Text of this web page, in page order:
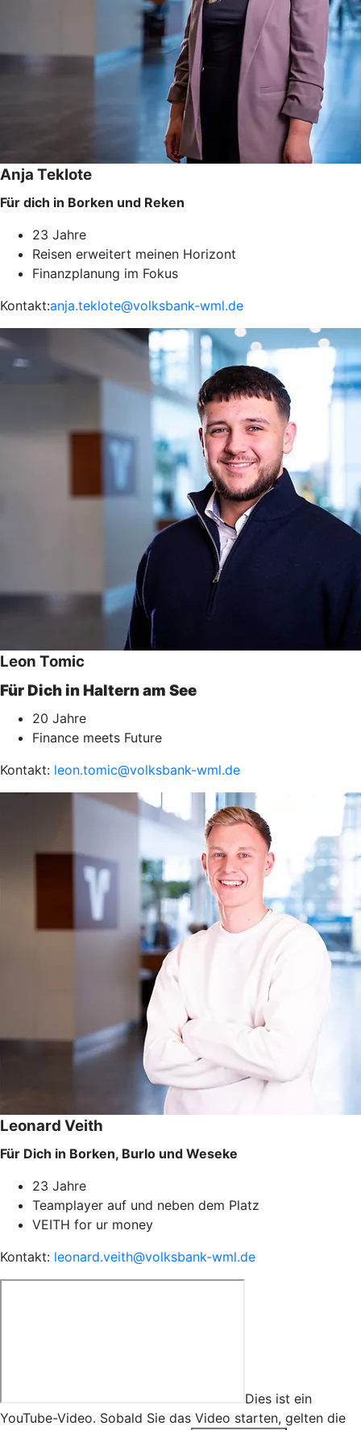
Anja Teklote
Für dich in Borken und Reken
23 Jahre
Reisen erweitert meinen Horizont
Finanzplanung im Fokus
Kontakt:anja.teklote@volksbank-wml.de
Leon Tomic
Für Dich in Haltern am See
20 Jahre
Finance meets Future
Kontakt: leon.tomic@volksbank-wml.de
Leonard Veith
Für Dich in Borken, Burlo und Weseke
23 Jahre
Teamplayer auf und neben dem Platz
VEITH for ur money
Kontakt: leonard.veith@volksbank-wml.de
Dies ist ein
YouTube-Video. Sobald Sie das Video starten, gelten die